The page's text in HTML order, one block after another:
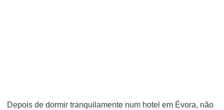
Depois de dormir tranquilamente num hotel em Évora, não